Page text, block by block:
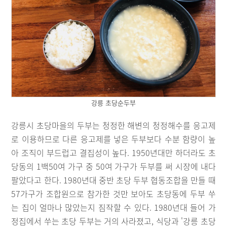
강릉 초당순두부
강릉시 초당마을의 두부는 청정한 해변의 청정해수를 응고제
로 이용하므로 다른 응고제를 넣은 두부보다 수분 함량이 높
아 조직이 부드럽고 결집성이 높다. 1950년대만 하더라도 초
당동의 1백50여 가구 중 50여 가구가 두부를 써 시장에 내다
팔았다고 한다. 1980년대 중반 초당 두부 협동조합을 만들 때
57가구가 조합원으로 참가한 것만 보아도 초당동에 두부 쑤
는 집이 얼마나 많았는지 짐작할 수 있다. 1980년대 들어 가
정집에서 쑤는 초당 두부는 거의 사라졌고, 식당과 '강릉 초당